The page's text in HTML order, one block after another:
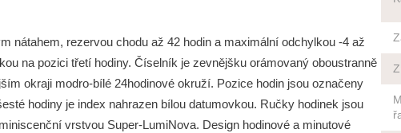
nátahem, rezervou chodu až 42 hodin a maximální odchylkou -4 až
na pozici třetí hodiny. Číselník je zevnějšku orámovaný oboustranně
okraji modro-bílé 24hodinové okruží. Pozice hodin jsou označeny
hodiny je index nahrazen bílou datumovkou. Ručky hodinek jsou
vrstvou Super-LumiNova. Design hodinové a minutové